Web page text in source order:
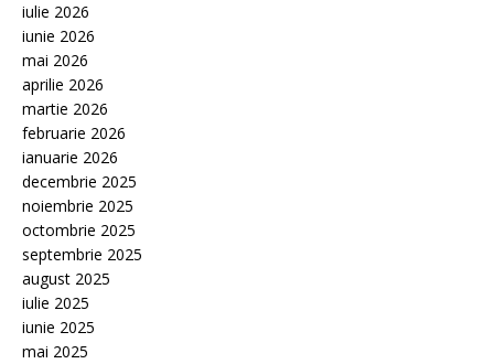
iulie 2026
iunie 2026
mai 2026
aprilie 2026
martie 2026
februarie 2026
ianuarie 2026
decembrie 2025
noiembrie 2025
octombrie 2025
septembrie 2025
august 2025
iulie 2025
iunie 2025
mai 2025